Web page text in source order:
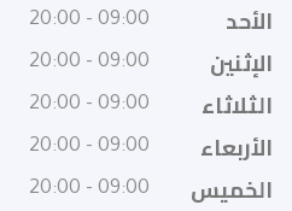
الأحد
09:00 - 20:00
الإثنين 09:00 - 20:00
الثلاثاء 09:00 - 20:00
الأربعاء 09:00 - 20:00
الخميس 09:00 - 20:00